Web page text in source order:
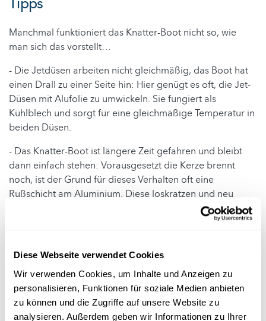
Diese Webseite verwendet Cookies
Wir verwenden Cookies, um Inhalte und Anzeigen zu
personalisieren, Funktionen für soziale Medien anbieten
zu können und die Zugriffe auf unsere Website zu
analysieren. Außerdem geben wir Informationen zu Ihrer
Manchmal funktioniert das Knatter-Boot nicht so, wie
man sich das vorstellt…
- Die Jetdüsen arbeiten nicht gleichmäßig, das Boot hat
einen Drall zu einer Seite hin: Hier genügt es oft, die Jet-
Düsen mit Alufolie zu umwickeln. Sie fungiert als
Kühlblech und sorgt für eine gleichmäßige Temperatur in
beiden Düsen.
- Das Knatter-Boot ist längere Zeit gefahren und bleibt
dann einfach stehen: Vorausgesetzt die Kerze brennt
noch, ist der Grund für dieses Verhalten oft eine
Rußschicht am Aluminium. Diese loskratzen und neu
die Kerze hat den Verdampfer zu stark aufgewärmt. In
diesem Fall die Rohre neu füllen und die Kerze in einer
etwas größeren Distanz zur Spirale positionieren. Es hilft
auch, wenn die Jet-Düsen leicht nach oben gerichtet sind,
da neues Wasser dadurch leichter eindringen kann.